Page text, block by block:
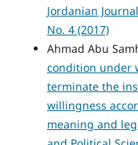
Jordanian
No. 4 (2017)
Ahmad Abu
condition under
terminate the
willingness
meaning and